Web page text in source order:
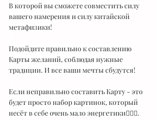
В которой вы сможете совместить силу
вашего намерения и силу китайской
метафизики!
Подойдите правильно к составлению
Карты желаний, соблюдая нужные
традиции. И все ваши мечты сбудутся!
Если неправильно составить Карту - это
будет просто набор картинок, который
несёт в себе очень мало энергетики🙅🏻‍♀️.